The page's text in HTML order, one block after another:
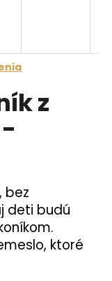
z
bez
deti budú
ktoré